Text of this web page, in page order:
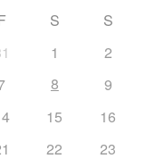
S
S
1
2
8
9
15
16
22
23